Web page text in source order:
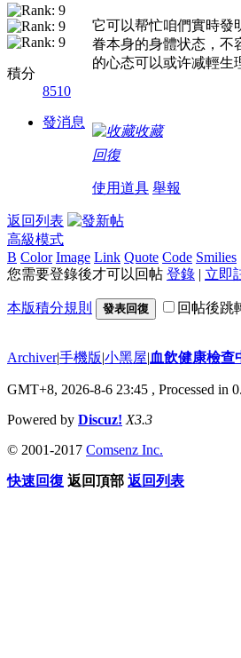
積分
8510
發消息
它可以帮忙咱們實時發
眷本身的身體状态，不
的心态可以或许减輕生
收藏
回復
使用道具 舉報
返回列表
高級模式
B Color Image Link Quote Code Smilies
您需要登錄後才可以回帖 登錄 | 立即
本版積分規則 發表回復 回帖後跳
Archiver|手機版|小黑屋|血飲健康檢查
GMT+8, 2026-8-6 23:45 , Processed in
Powered by Discuz! X3.3
© 2001-2017 Comsenz Inc.
快速回復 返回頂部 返回列表